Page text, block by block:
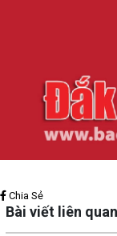
Chia Sẻ
Bài viết liên quan